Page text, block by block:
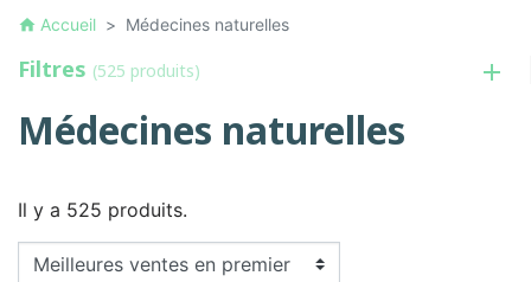
home Accueil Médecines naturelles
Filtres (525 produits)
Médecines naturelles
Il y a 525 produits.